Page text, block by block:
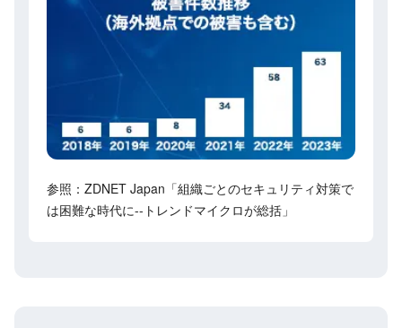
参照：ZDNET Japan「組織ごとのセキュリティ対策で
は困難な時代に--トレンドマイクロが総括」